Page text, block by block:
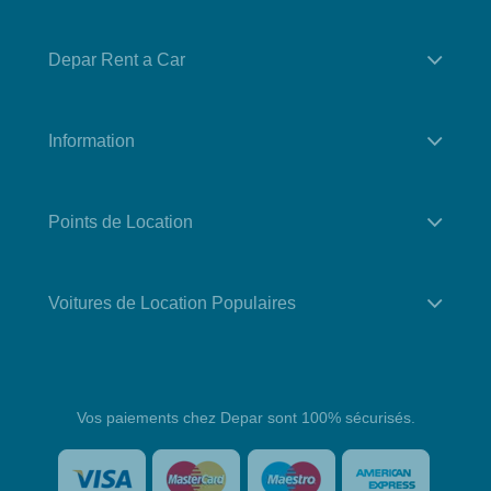
Depar Rent a Car
Information
Points de Location
Voitures de Location Populaires
Vos paiements chez Depar sont 100% sécurisés.